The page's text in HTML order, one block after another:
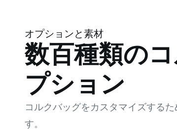
オプションと素材
数百種類の
プション
コルクバッグをカスタマイズする
す。